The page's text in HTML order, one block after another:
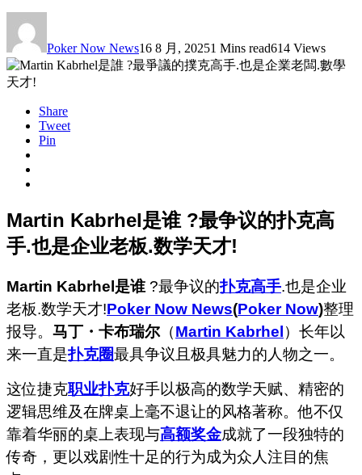
Poker Now News16 8 月, 20251 Mins read614 Views
Share
Tweet
Pin
Martin Kabrhel是谁 ?最争议的扑克高
手.也是企业老板.数学天才!
Martin Kabrhel是谁 ?最争议的扑克高手.也是企业
老板.数学天才!Poker Now News(Poker Now)整理
报导。 马丁・卡布瑞尔（Martin Kabrhel）长年以
来一直是扑克圈最具争议且极具魅力的人物之一。
这位捷克职业扑克好手以极高的数学天赋、精密的
逻辑思维及在牌桌上毫不退让的风格著称。他不仅
靠着华丽的桌上表现与高额奖金成就了一段独特的
传奇，更以戏剧性十足的行为成为众人注目的焦